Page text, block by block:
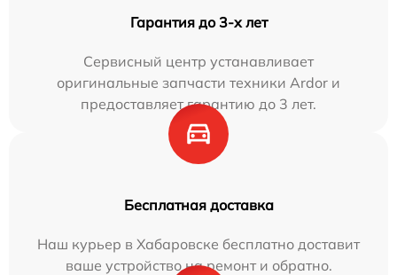
Гарантия до 3-х лет
Сервисный центр устанавливает
оригинальные запчасти техники Ardor и
предоставляет гарантию до 3 лет.
Бесплатная доставка
Наш курьер в Хабаровске бесплатно доставит
ваше устройство на ремонт и обратно.